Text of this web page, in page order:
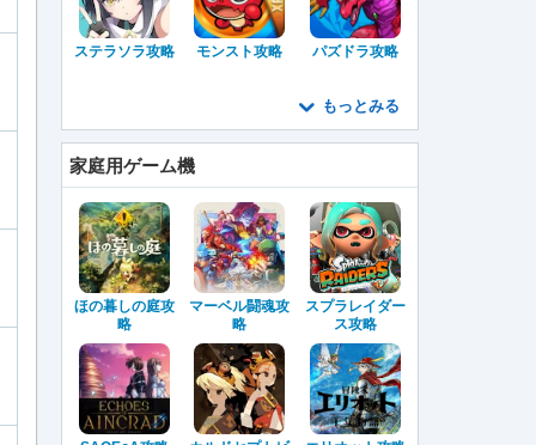
ステラソラ攻略 モンスト攻略 パズドラ攻略
もっとみる
家庭用ゲーム機
ほの暮しの庭攻
略
マーベル闘魂攻
略
スプラレイダー
ス攻略